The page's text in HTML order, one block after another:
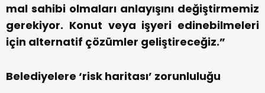
mal sahibi olmaları anlayışını değiştirmemiz
gerekiyor. Konut veya işyeri edinebilmeleri
için alternatif çözümler geliştireceğiz.”
Belediyelere ‘risk haritası’ zorunluluğu